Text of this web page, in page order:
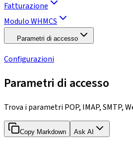
Fatturazione
Modulo WHMCS
Parametri di accesso
Configurazioni
Parametri di accesso
Trova i parametri POP, IMAP, SMTP,
Copy Markdown Ask AI